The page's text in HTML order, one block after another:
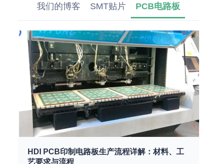
我们的博客 SMT贴片 PCB电路板
HDI PCB印制电路板生产流程详解：材料、工
艺要求与流程